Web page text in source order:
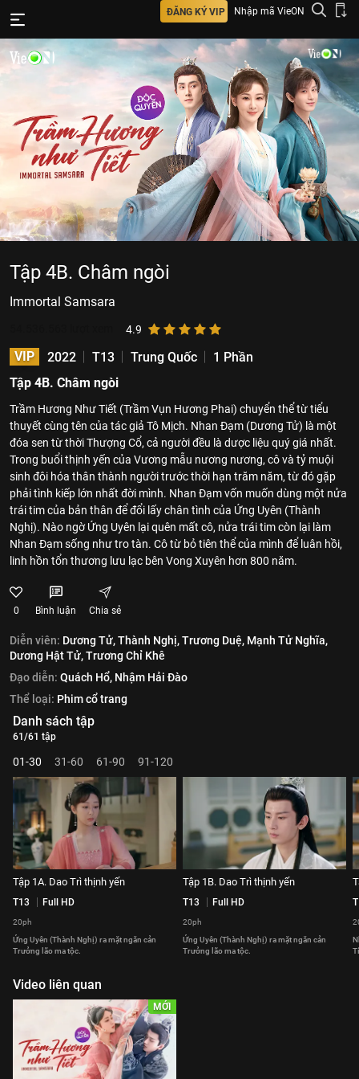
ĐĂNG KÝ VIP Nhập mã VieON
Tập 4B. Châm ngòi
Immortal Samsara
4.9
VIP 2022 T13 Trung Quốc
1 Phần
Tập 4B. Châm ngòi
Trầm Hương Như Tiết (Trầm Vụn Hương Phai) chuyển thể từ tiểu
thuyết cùng tên của tác giả Tô Mịch. Nhan Đạm (Dương Tử) là một
đóa sen từ thời Thượng Cổ, cả người đều là dược liệu quý giá nhất.
Trong buổi thịnh yến của Vương mẫu nương nương, cô và tỷ muội
sinh đôi hóa thân thành người trước thời hạn trăm năm, từ đó gặp
phải tình kiếp lớn nhất đời mình. Nhan Đạm vốn muốn dùng một nửa
trái tim của bản thân để đổi lấy chân tình của Ứng Uyên (Thành
Nghị). Nào ngờ Ứng Uyên lại quên mất cô, nửa trái tim còn lại làm
Nhan Đạm sống như tro tàn. Cô từ bỏ tiên thể của mình để luân hồi,
linh hồn tổn thương lưu lạc bên Vong Xuyên hơn 800 năm.
0 Bình luận Chia sẻ
Diễn viên: Dương Tử,Thành Nghị,Trương Duệ, Mạnh Tử Nghĩa,
Dương Hật Tử,Trương Chỉ Khê
Đạo diễn: Quách Hổ, Nhậm Hải Đào
Thể loại: Phim cổ trang
Danh sách tập
61/61 tập
01-30 31-60 61-90 91-120
Tập 1A. Dao Trì thịnh yến
T13 Full HD
20ph
Ứng Uyên (Thành Nghị) ra mặt ngăn cản
Trưởng lão ma tộc.
Tập 1B. Dao Trì thịnh yến
T13 Full HD
20ph
Ứng Uyên (Thành Nghị) ra mặt ngăn cản
Trưởng lão ma tộc.
Video liên quan
MỚI